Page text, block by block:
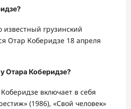
грузинский
Отар Коберидзе 18 апреля
Отара Коберидзе?
включает в себя
(1986), «Свой человек»